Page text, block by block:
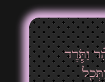
וַתֹּ֧רֶד